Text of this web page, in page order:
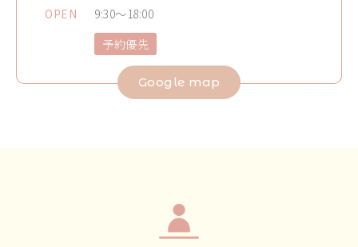
OPEN
9:30～18:00
予約優先
Google map